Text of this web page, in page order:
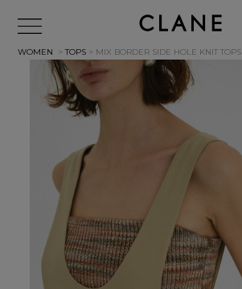
WOMEN >TOPS > MIX BORDER SIDE HOLE KNIT TOPS